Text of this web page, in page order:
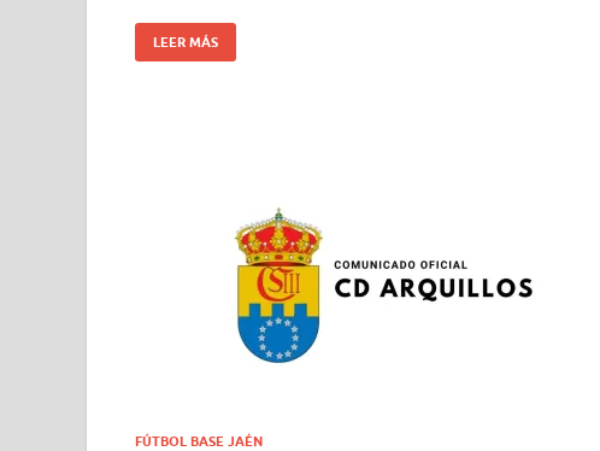
LEER MÁS
FÚTBOL BASE JAÉN